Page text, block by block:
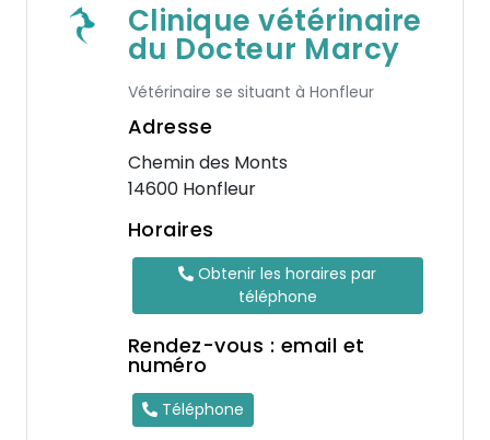
Clinique vétérinaire
du Docteur Marcy
Vétérinaire se situant à Honfleur
Adresse
Chemin des Monts
14600 Honfleur
Horaires
Obtenir les horaires par
téléphone
Rendez-vous : email et
numéro
Téléphone